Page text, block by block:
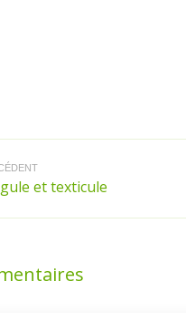
et texticule